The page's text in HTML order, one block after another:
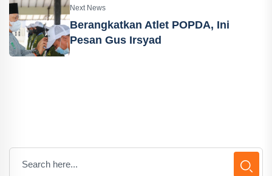
Next News
Berangkatkan Atlet POPDA, Ini
Pesan Gus Irsyad